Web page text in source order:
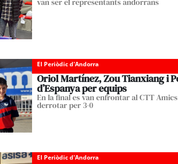
van ser el representants andorrans
El Periòdic d'Andorra
Oriol Martínez, Zou Tianxiang i
d’Espanya per equips
En la final es van enfrontar al CTT
derrotar per 3-0
El Periòdic d'Andorra